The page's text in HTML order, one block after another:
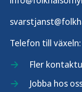
Telefon till växeln:
Fler
Jobba hos